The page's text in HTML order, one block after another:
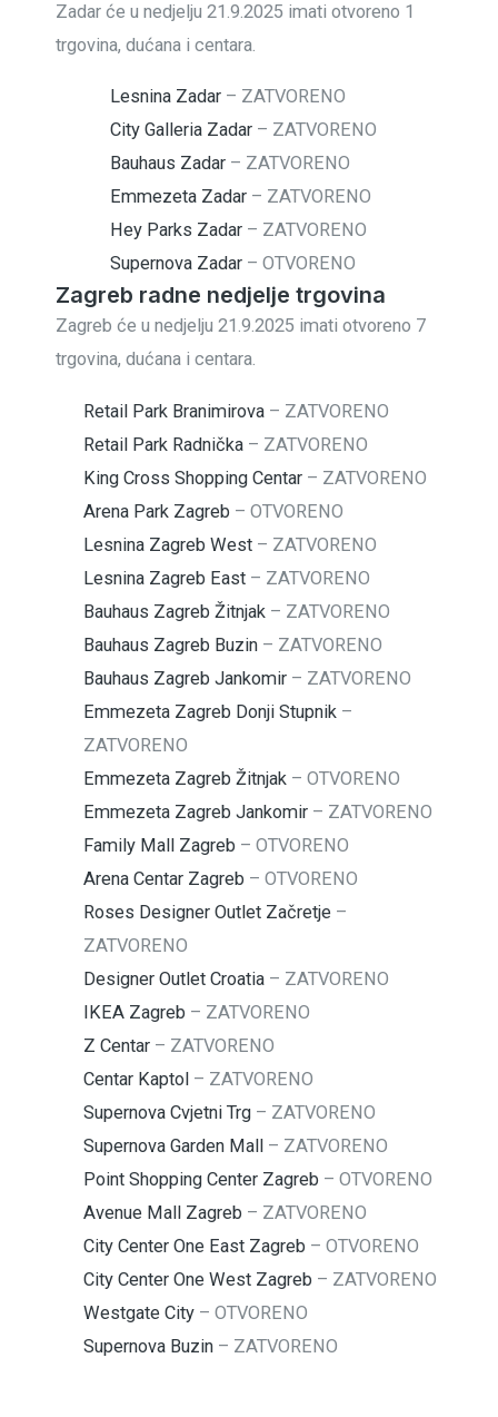
Zadar će u nedjelju 21.9.2025 imati otvoreno 1
trgovina, dućana i centara.
Lesnina Zadar – ZATVORENO
City Galleria Zadar – ZATVORENO
Bauhaus Zadar – ZATVORENO
Emmezeta Zadar – ZATVORENO
Hey Parks Zadar – ZATVORENO
Supernova Zadar –OTVORENO
Zagreb radne nedjelje trgovina
Zagreb će u nedjelju 21.9.2025 imati otvoreno 7
trgovina, dućana i centara.
Retail Park Branimirova– ZATVORENO
Retail Park Radnička– ZATVORENO
King Cross Shopping Centar– ZATVORENO
Arena Park Zagreb– OTVORENO
Lesnina Zagreb West– ZATVORENO
Lesnina Zagreb East– ZATVORENO
Bauhaus Zagreb Žitnjak– ZATVORENO
Bauhaus Zagreb Buzin– ZATVORENO
Bauhaus Zagreb Jankomir– ZATVORENO
Emmezeta Zagreb Donji Stupnik–
ZATVORENO
Emmezeta Zagreb Žitnjak– OTVORENO
Emmezeta Zagreb Jankomir– ZATVORENO
Family Mall Zagreb– OTVORENO
Arena Centar Zagreb– OTVORENO
Roses Designer Outlet Začretje–
ZATVORENO
Designer Outlet Croatia– ZATVORENO
IKEA Zagreb– ZATVORENO
Z Centar– ZATVORENO
Centar Kaptol– ZATVORENO
Supernova Cvjetni Trg– ZATVORENO
Supernova Garden Mall– ZATVORENO
Point Shopping Center Zagreb– OTVORENO
Avenue Mall Zagreb– ZATVORENO
City Center One East Zagreb– OTVORENO
City Center One West Zagreb– ZATVORENO
Westgate City– OTVORENO
Supernova Buzin– ZATVORENO